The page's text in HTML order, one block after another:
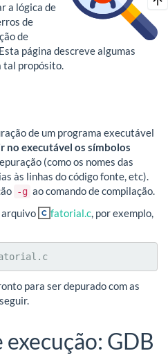
a lógica de
de
de
página descreve algumas
tal propósito.
de um programa executável
no executável os símbolos
(como os nomes das
às linhas do código fonte, etc).
-g ao comando de compilação.
arquivo
fatorial.c, por exemplo,
para ser depurado com as
GDB